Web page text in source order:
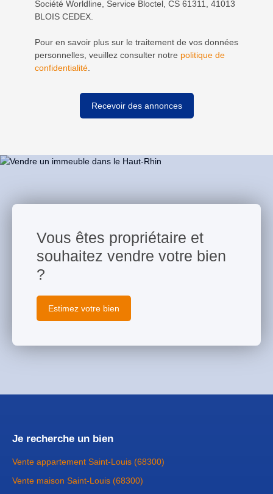
Société Worldline, Service Bloctel, CS 61311, 41013
BLOIS CEDEX.
Pour en savoir plus sur le traitement de vos données
personnelles, veuillez consulter notre politique de
confidentialité.
Recevoir des annonces
Vous êtes propriétaire et
souhaitez vendre votre bien
?
Estimez votre bien
Je recherche un bien
Vente appartement Saint-Louis (68300)
Vente maison Saint-Louis (68300)